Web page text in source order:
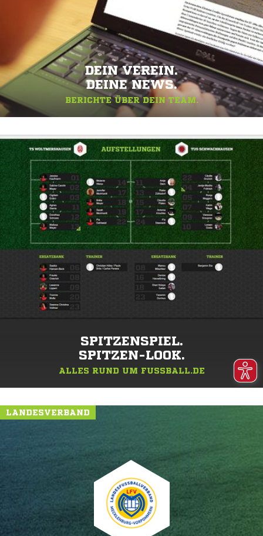
DEIN VEREIN.
DEINE NEWS.
BERICHTE ÜBER DEIN TEAM.
SPITZENSPIEL.
SPITZEN-LOOK.
ALLES RUND UM FUSSBALL.DE
LANDESVERBAND